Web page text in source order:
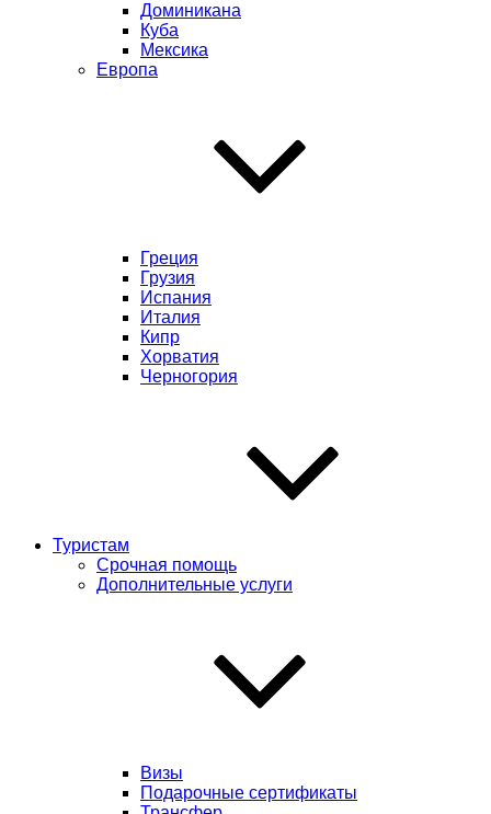
Доминикана
Куба
Мексика
Европа
Греция
Грузия
Испания
Италия
Кипр
Хорватия
Черногория
Туристам
Срочная помощь
Дополнительные услуги
Визы
Подарочные сертификаты